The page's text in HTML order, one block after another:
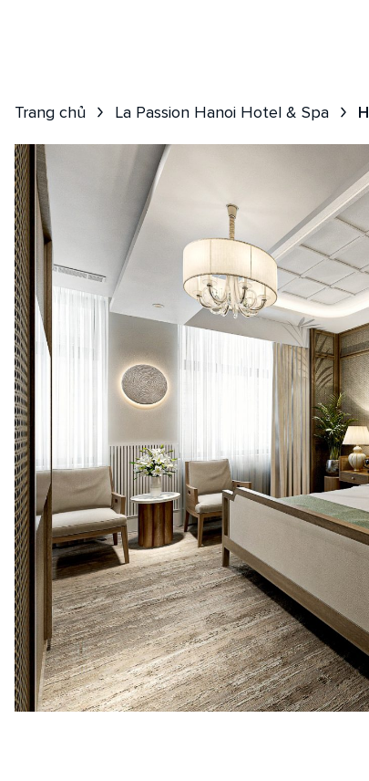
Trang chủ La Passion Hanoi Hotel & Spa